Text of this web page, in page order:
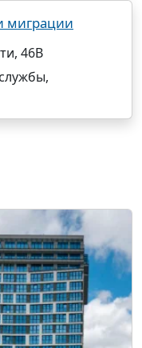
миграции
46В